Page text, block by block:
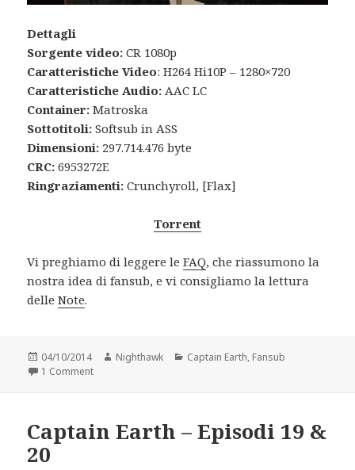
Dettagli
Sorgente video:CR 1080p
Caratteristiche Video: H264 Hi10P – 1280×720
Caratteristiche Audio: AAC LC
Container: Matroska
Sottotitoli: Softsub in ASS
Dimensioni: 297.714.476 byte
CRC: 6953272E
Ringraziamenti:Crunchyroll, [Flax]
Torrent
Vi preghiamo di leggere leFAQ, che riassumono la
nostra idea di fansub, e vi consigliamo la lettura
delleNote.
Posted
on
04/10/2014 Author
Nighthawk Categories
Captain Earth, Fansub
1 Commenton Captain Earth – Episodio 21
Captain Earth – Episodi 19 &
20